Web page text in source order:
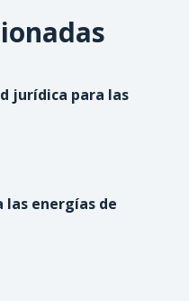
jurídica para las
las energías de